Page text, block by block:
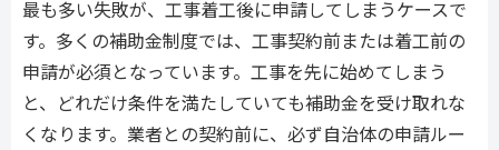
最も多い失敗が、工事着工後に申請してしまうケースで
す。多くの補助金制度では、工事契約前または着工前の
申請が必須となっています。工事を先に始めてしまう
と、どれだけ条件を満たしていても補助金を受け取れな
くなります。業者との契約前に、必ず自治体の申請ルー